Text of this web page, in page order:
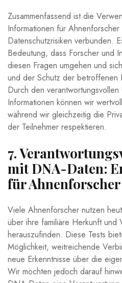
Zusammenfassend ist die
Informationen für
Datenschutzrisiken verbunden.
Bedeutung, dass Forscher und
diesen Fragen umgehen und
und der Schutz der betroffenen
Durch den
Informationen können wir
während wir gleichzeitig die
der Teilnehmer respektieren.
7.
mit DNA-Daten:
für Ahnenforscher
Viele Ahnenforscher nutzen
über ihre familiäre Herkunft und
herauszufinden. Diese Tests
Möglichkeit, weitreichende
neue Erkenntnisse über die
Wir möchten jedoch darauf